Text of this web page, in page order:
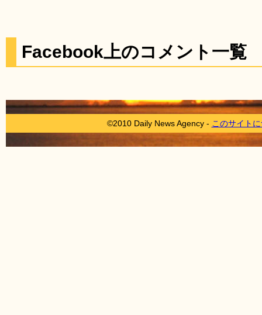
Facebook上のコメント一覧
©2010 Daily News Agency - このサイト